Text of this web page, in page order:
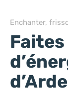
Enchanter,